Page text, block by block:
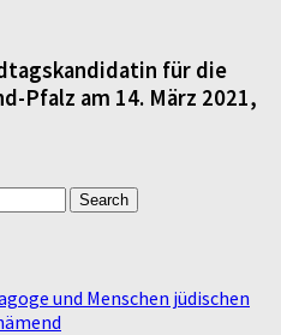
für die
Pfalz am 14. März 2021,
und Menschen jüdischen